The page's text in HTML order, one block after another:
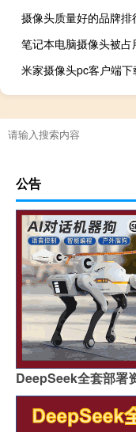
摄像头质量好的品牌排
米家摄像头pc客户端下
公告
DeepSeek全套部署